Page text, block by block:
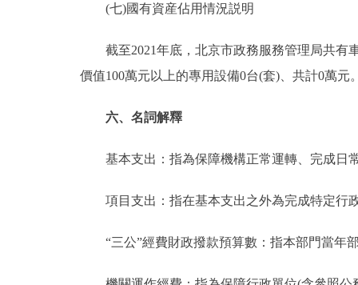
(七)國有資産佔用情況説明
截至2021年底，北京市政務服務管理局共有車
價值100萬元以上的專用設備0台(套)、共計0萬元
六、名詞解釋
基本支出：指為保障機構正常運轉、完成日
項目支出：指在基本支出之外為完成特定行
“三公”經費財政撥款預算數：指本部門當年部